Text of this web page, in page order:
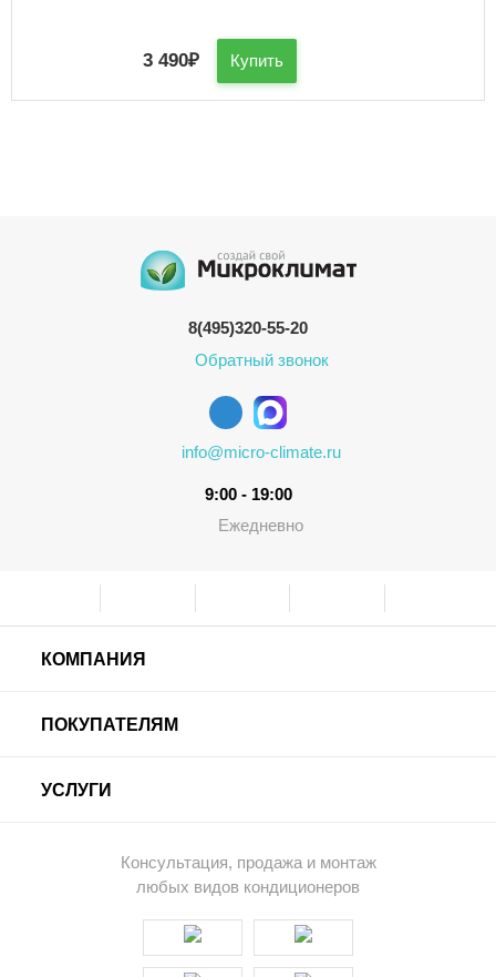
3 490₽ Купить
8(495)320-55-20
Обратный звонок
info@micro-climate.ru
9:00 - 19:00
Ежедневно
КОМПАНИЯ
ПОКУПАТЕЛЯМ
УСЛУГИ
Консультация, продажа и монтаж
любых видов кондиционеров